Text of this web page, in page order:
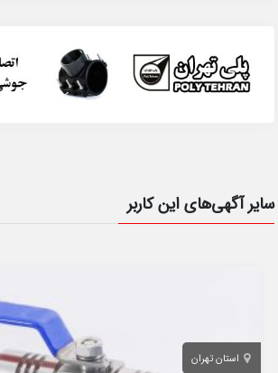
سایر آگهی‌های این کاربر
استان تهران